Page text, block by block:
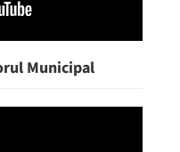
Municipal